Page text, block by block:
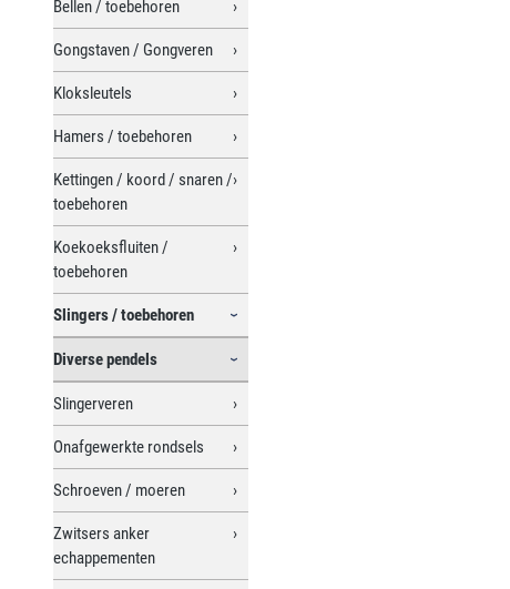
Bellen / toebehoren
Gongstaven / Gongveren
Kloksleutels
Hamers / toebehoren
Kettingen / koord / snaren /
toebehoren
Koekoeksfluiten /
toebehoren
Slingers / toebehoren
Diverse pendels
Slingerveren
Onafgewerkte rondsels
Schroeven / moeren
Zwitsers anker
echappementen